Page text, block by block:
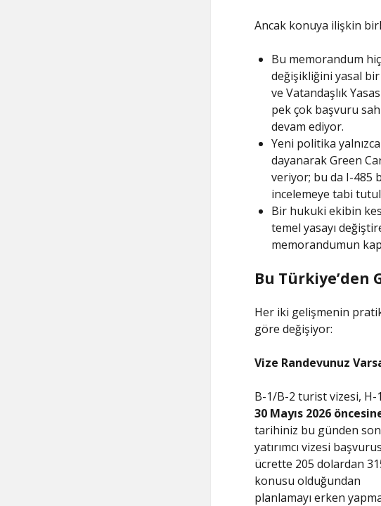
Ancak konuya ilişkin
Bu memorandum
değişikliğini yasal
ve Vatandaşlık
pek çok başvuru
devam ediyor.
Yeni politika
dayanarak Green
veriyor; bu da I-485
incelemeye tabi
Bir hukuki ekibin
temel yasayı
memorandumun
Bu Türkiye’den
Her iki gelişmenin
göre değişiyor:
Vize Randevunuz
B-1/B-2 turist vizesi, H-
30 Mayıs 2026
tarihiniz bu günden
yatırımcı vizesi
ücrette 205 dolardan
konusu olduğundan
planlamayı erken